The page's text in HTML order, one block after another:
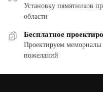
Установку пямятников
области
Бесплатное
Проектируем мемориалы
пожеланий